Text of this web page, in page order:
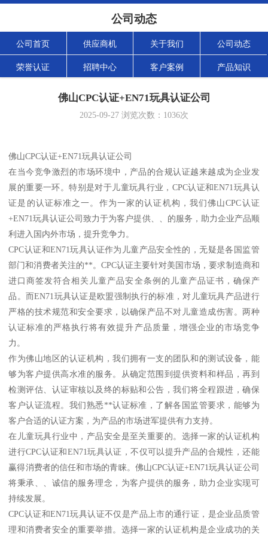
公司动态
公司首页 供应商机 关于我们 公司动态
荣誉认证 招聘中心 客户案例 产品知识
佛山CPC认证+EN71玩具认证公司
2025-09-27 浏览次数： 1036次
佛山CPC认证+EN71玩具认证公司
在当今竞争激烈的市场环境中，产品的合规认证越来越成为企业发
展的重要一环。特别是对于儿童玩具行业，CPC认证和EN71玩具认
证是的认证标准之一。作为一家的认证机构，我们佛山CPC认证
+EN71玩具认证公司致力于为客户提供、、的服务，助力企业产品顺
利进入国内外市场，提升竞争力。
CPC认证和EN71玩具认证作为儿童产品安全性的，无疑是各国监管
部门和消费者关注的**。CPC认证主要针对美国市场，要求制造商和
进口商签发符合相关儿童产品安全条例的儿童产品证书，确保产
品。而EN71玩具认证是欧盟强制执行的标准，对儿童玩具产品进行
严格的技术规范和安全要求，以确保产品不对儿童造成伤害。两种
认证标准的严格执行将有效提升产品质量，增强企业的市场竞争
力。
作为佛山地区的认证机构，我们拥有一支的团队和的测试设备，能
够为客户提供高水准的服务。从确定范围到提供资料和样品，再到
检测评估、认证审核以及终的标贴和公告，我们将全程跟进，确保
客户认证流程。我们熟悉**认证标准，了解各国监管要求，能够为
客户合适的认证方案，为产品的市场进军提供有力支持。
在儿童玩具行业中，产品安全是至关重要的。选择一家的认证机构
进行CPC认证和EN71玩具认证，不仅可以提升产品的合规性，还能
赢得消费者的信任和市场的青睐。佛山CPC认证+EN71玩具认证公司
将秉承、、诚信的服务理念，为客户提供的服务，助力企业实现可
持续发展。
CPC认证和EN71玩具认证不仅是产品上市的通行证，是企业品质管
理和消费者安全的重要举措。选择一家的认证机构是企业成功的关